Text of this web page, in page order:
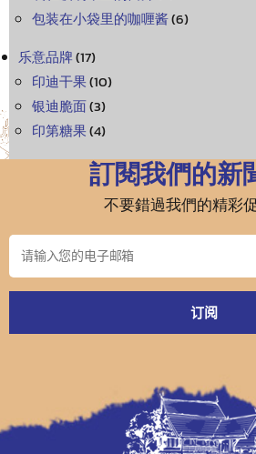
包装在小袋里的咖喱酱(6)
乐意品牌(17)
印迪干果(10)
银迪脆面(3)
印第糖果(4)
訂閱我們的新
不要錯過我們的精彩